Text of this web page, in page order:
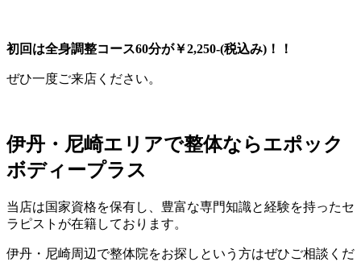
初回は全身調整コース60分が￥2,250-(税込み)！！
ぜひ一度ご来店ください。
伊丹・尼崎エリアで整体ならエポック
ボディープラス
当店は国家資格を保有し、豊富な専門知識と経験を持ったセ
ラピストが在籍しております。
伊丹・尼崎周辺で整体院をお探しという方はぜひご相談くだ